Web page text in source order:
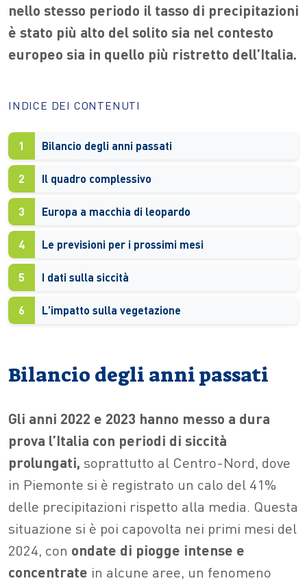
nello stesso periodo il tasso di precipitazioni
è stato più alto del solito sia nel contesto
europeo sia in quello più ristretto dell’Italia.
INDICE DEI CONTENUTI
1 Bilancio degli anni passati
2 Il quadro complessivo
3 Europa a macchia di leopardo
4 Le previsioni per i prossimi mesi
5 I dati sulla siccità
6 L’impatto sulla vegetazione
Bilancio degli anni passati
Gli anni 2022 e 2023 hanno messo a dura
prova l’Italia con periodi di siccità
prolungati, soprattutto al Centro-Nord, dove
in Piemonte si è registrato un calo del 41%
delle precipitazioni rispetto alla media. Questa
situazione si è poi capovolta nei primi mesi del
2024, con ondate di piogge intense e
concentrate in alcune aree, un fenomeno